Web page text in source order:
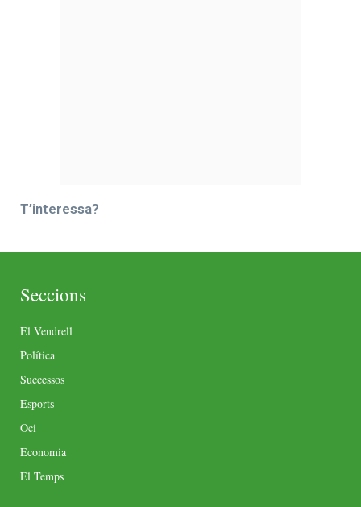
T’interessa?
Seccions
El Vendrell
Política
Successos
Esports
Oci
Economia
El Temps